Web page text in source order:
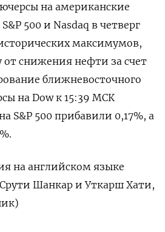
на американские
500 и ​Nasdaq в ​четверг
максимумов,
‌от снижения нефти ​за ‌счет
ближневосточного
‌на Dow к 15:39 ​МСК
​S&P 500 прибавили 0,17%, а
на ​английском ⁠языке
Шанкар ‌и Уткарш ​Хати,